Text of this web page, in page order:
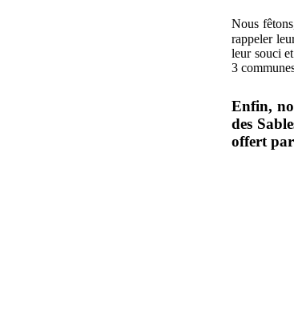
Nous
rappeler
leur souci
3
Enfin,
des
offert par